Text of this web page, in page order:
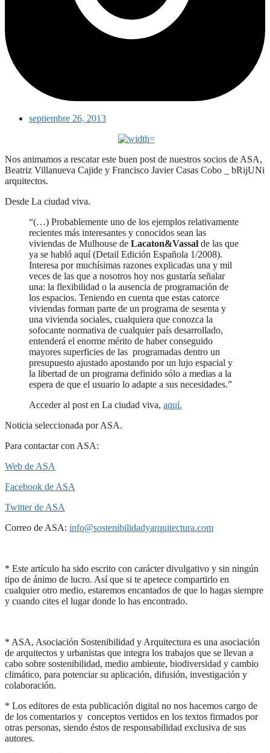
septiembre 26, 2013
Nos animamos a rescatar este buen post de nuestros socios de ASA,
Beatriz Villanueva Cajide y Francisco Javier Casas Cobo _ bRijUNi
arquitectos.
Desde La ciudad viva.
“(…) Probablemente uno de los ejemplos relativamente
recientes más interesantes y conocidos sean las
viviendas de Mulhouse de Lacaton&Vassal de las que
ya se habló aquí (Detail Edición Española 1/2008).
Interesa por muchísimas razones explicadas una y mil
veces de las que a nosotros hoy nos gustaría señalar
una: la flexibilidad o la ausencia de programación de
los espacios. Teniendo en cuenta que estas catorce
viviendas forman parte de un programa de sesenta y
una vivienda sociales, cualquiera que conozca la
sofocante normativa de cualquier país desarrollado,
entenderá el enorme mérito de haber conseguido
mayores superficies de las programadas dentro un
presupuesto ajustado apostando por un lujo espacial y
la libertad de un programa definido sólo a medias a la
espera de que el usuario lo adapte a sus necesidades.”
Acceder al post en La ciudad viva, aquí.
Noticia seleccionada por ASA.
Para contactar con ASA:
Web de ASA
Facebook de ASA
Twitter de ASA
Correo de ASA: info@sostenibilidadyarquitectura.com
* Este artículo ha sido escrito con carácter divulgativo y sin ningún
tipo de ánimo de lucro. Así que si te apetece compartirlo en
cualquier otro medio, estaremos encantados de que lo hagas siempre
y cuando cites el lugar donde lo has encontrado.
* ASA, Asociación Sostenibilidad y Arquitectura es una asociación
de arquitectos y urbanistas que integra los trabajos que se llevan a
cabo sobre sostenibilidad, medio ambiente, biodiversidad y cambio
climático, para potenciar su aplicación, difusión, investigación y
colaboración.
* Los editores de esta publicación digital no nos hacemos cargo de
de los comentarios y conceptos vertidos en los textos firmados por
otras personas, siendo éstos de responsabilidad exclusiva de sus
autores.